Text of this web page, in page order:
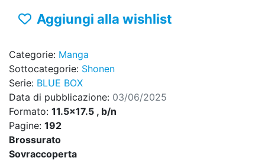
Aggiungi alla wishlist
Categorie: Manga
Sottocategorie: Shonen
Serie: BLUE BOX
Data di pubblicazione: 03/06/2025
Formato: 11.5x17.5 , b/n
Pagine: 192
Brossurato
Sovraccoperta